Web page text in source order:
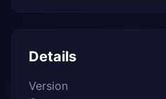
Details
Version